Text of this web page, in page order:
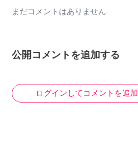
まだコメントはありません
公開コメントを追加する
ログインしてコメントを追加